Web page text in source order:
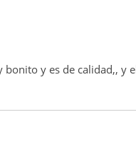
y es de calidad,, y